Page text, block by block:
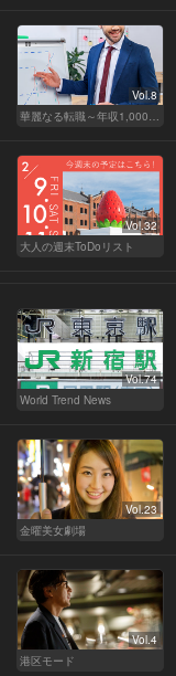
Vol.8
Vol.32
大人の週末ToDoリスト
Vol.74
World Trend News
Vol.23
金曜美女劇場
Vol.4
港区モード